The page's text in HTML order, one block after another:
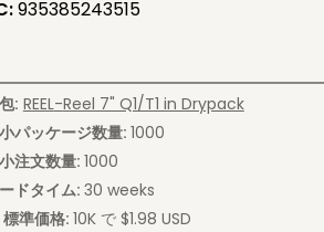
:935385243515
: REEL-Reel 7" Q1/T1 in Drypack
パッケージ数量: 1000
注文数量: 1000
ドタイム: 30 weeks
標準価格: 10K で $1.98 USD